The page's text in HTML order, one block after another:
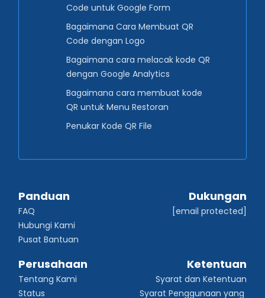
Code untuk Google Form
Bagaimana Cara Membuat QR
Code dengan Logo
Bagaimana cara melacak kode QR
dengan Google Analytics
Bagaimana cara membuat kode
QR untuk Menu Restoran
Penukar Kode QR File
Panduan
FAQ
Hubungi Kami
Pusat Bantuan
Dukungan
[email protected]
Perusahaan
Tentang Kami
Status
Ketentuan
Syarat dan Ketentuan
Syarat Penggunaan yang